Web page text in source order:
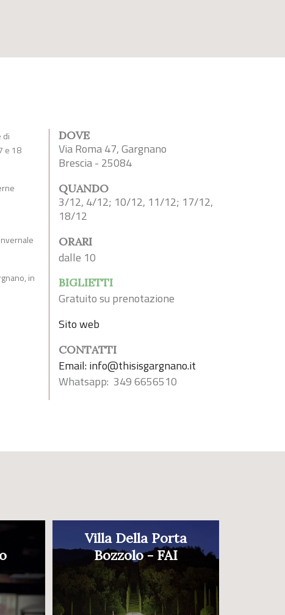
di
e 18
in
DOVE
Via Roma 47, Gargnano
Brescia - 25084
QUANDO
3/12, 4/12; 10/12, 11/12; 17/12,
18/12
ORARI
dalle 10
BIGLIETTI
Gratuito su prenotazione
Sito web
CONTATTI
Email:info@thisisgargnano.it
Whatsapp: 349 6656510
Villa Della Porta
Bozzolo - FAI